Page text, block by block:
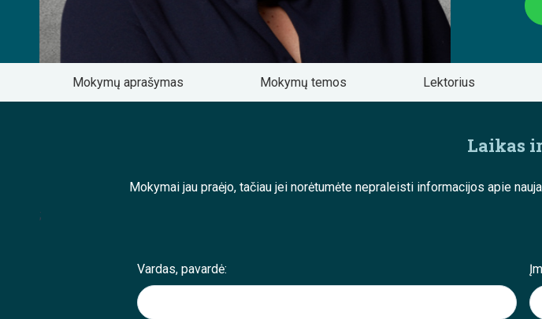
Mokymų aprašymas Mokymų temos Lektorius
Laikas
Mokymai jau praėjo, tačiau jei norėtumėte nepraleisti informacijos apie
;
Vardas, pavardė: